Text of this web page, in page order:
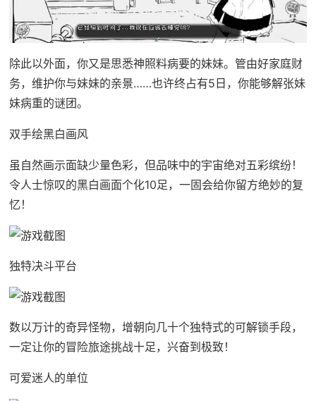
除此以外面，你又是思悉神照料病要的妹妹。管由好家庭财
务，维护你与妹妹的亲景……也许终占有5日，你能够解张妹
妹病重的谜团。
双手绘黑白画风
虽自然画示面缺少量色彩，但品味中的宇宙绝对五彩缤纷！
令人士惊叹的黑白画面个化10足，一固会给你留方绝妙的复
忆！
独特决斗平台
数以万计的奇异怪物，增朝向几十个独特式的可解锁手段，
一定让你的冒险旅途挑战十足，兴奋到极致！
可爱迷人的单位